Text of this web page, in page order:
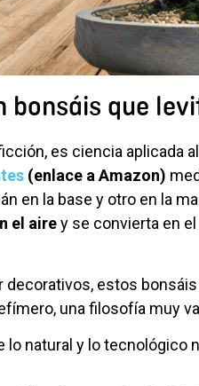
bonsáis que
es ciencia aplicada
(enlace a Amazon)
en la base y otro en la
el airey se convierta en
decorativos, estos
una filosofía muy
lo natural y lo tecnológico